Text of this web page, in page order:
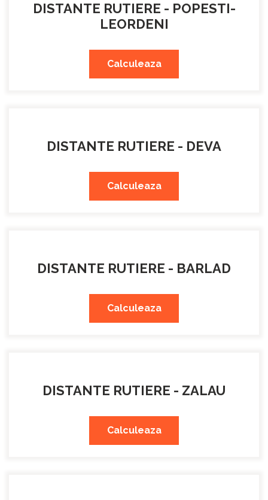
DISTANTE RUTIERE - POPESTI-
LEORDENI
Calculeaza
DISTANTE RUTIERE - DEVA
Calculeaza
DISTANTE RUTIERE - BARLAD
Calculeaza
DISTANTE RUTIERE - ZALAU
Calculeaza